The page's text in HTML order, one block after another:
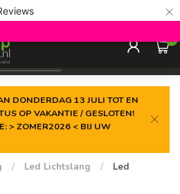
×
prijs
0
DONDERDAG 13 JULI TOT EN
OP VAKANTIE / GESLOTEN!
> ZOMER2026 < BIJ UW
/ Led Lichtslang /
Led